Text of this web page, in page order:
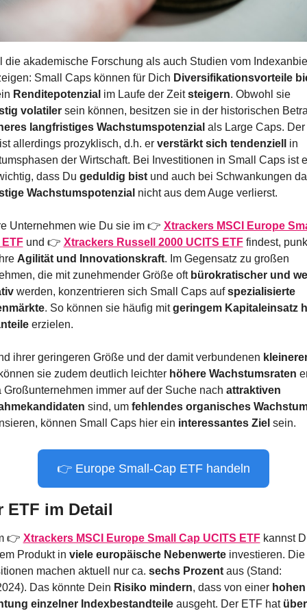
die akademische Forschung als auch Studien vom
Small Caps können für Dich Diversifikationsvorteile
Renditepotenzial im Laufe der Zeit steigern
. Obwohl sie
volatiler sein können, besitzen sie in der historischen
langfristiges Wachstumspotenzial als Large Caps. Der
allerdings prozyklisch, d.h. er verstärkt sich tendenziell in
der Wirtschaft. Bei Investitionen in Small Caps ist
dass Du geduldig bist
Wachstumspotenzial nicht aus dem Auge verlierst.
Unternehmen wie Du sie im 👉 Xtrackers MSCI Europe
und 👉 Xtrackers Russell 2000 UCITS ETF findest,
Agilität und Innovationskraft. Im Gegensatz zu großen
die mit zunehmender Größe oft bürokratischer und
werden, konzentrieren sich Small Caps auf spezialisierte
. So können sie häufig mit geringem Kapitaleinsatz
erzielen.
ihrer geringeren Größe und der damit verbundenen
sie zudem deutlich leichter höhere Wachstumsraten
Großunternehmen immer auf der Suche nach attraktiven
sind, um fehlendes organisches
können Small Caps hier ein interessantes Ziel sein.
👉 Europe Small-Cap ETF handeln
ETF im Detail
👉 Xtrackers MSCI Europe Small Cap UCITS ETF kannst
Produkt in viele europäische Nebenwerte investieren. Die
machen aktuell nur ca. sechs Prozent aus (Stand:
Das könnte Dein Risiko mindern, dass von einer hohen
einzelner Indexbestandteile ausgeht. Der ETF hat